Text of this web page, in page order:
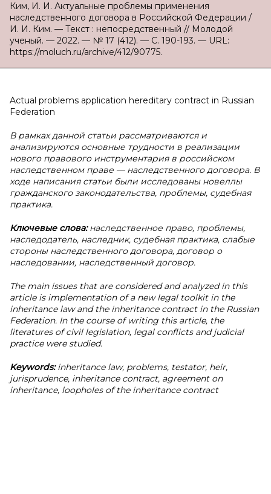
Ким, И. И. Актуальные проблемы применения
наследственного договора в Российской Федерации /
И. И. Ким. — Текст : непосредственный // Молодой
ученый. — 2022. — № 17 (412). — С. 190-193. — URL:
https://moluch.ru/archive/412/90775.
Actual problems application hereditary contract in Russian
Federation
В рамках данной статьи рассматриваются и
анализируются основные трудности в реализации
нового правового инструментария в российском
наследственном праве — наследственного договора. В
ходе написания статьи были исследованы новеллы
гражданского законодательства, проблемы, судебная
практика.
Ключевые слова:наследственное право, проблемы,
наследодатель, наследник, судебная практика, слабые
стороны наследственного договора, договор о
наследовании, наследственный договор.
The main issues that are considered and analyzed in this
article is implementation of a new legal toolkit in the
inheritance law and the inheritance contract in the Russian
Federation. In the course of writing this article, the
literatures of civil legislation, legal conflicts and judicial
practice were studied.
Keywords:inheritance law, problems, testator, heir,
jurisprudence, inheritance contract, agreement on
inheritance, loopholes of the inheritance contract